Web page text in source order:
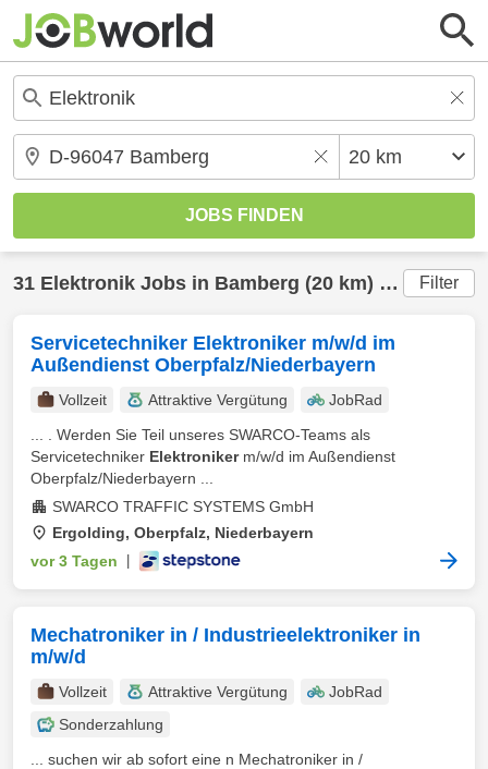
31 Elektronik Jobs in Bamberg (20 km) gefunden Filter
Servicetechniker Elektroniker m/w/d im
Außendienst Oberpfalz/Niederbayern
Vollzeit Attraktive Vergütung
JobRad
... . Werden Sie Teil unseres SWARCO-Teams als
Servicetechniker Elektronikerm/w/d im Außendienst
Oberpfalz/Niederbayern ...
SWARCO TRAFFIC SYSTEMS GmbH
Ergolding, Oberpfalz, Niederbayern
vor 3 Tagen
Mechatroniker in / Industrieelektroniker in
m/w/d
Vollzeit Attraktive Vergütung
JobRad
Sonderzahlung
... suchen wir ab sofort eine n Mechatroniker in /